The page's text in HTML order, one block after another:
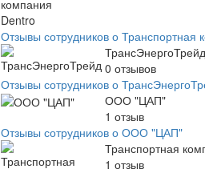
Отзывы сотрудников о Транспортная
ТрансЭнергоТрейд
0 отзывов
Отзывы сотрудников о
ООО "ЦАП"
1 отзыв
Отзывы сотрудников о ООО "ЦАП"
Транспортная
1 отзыв